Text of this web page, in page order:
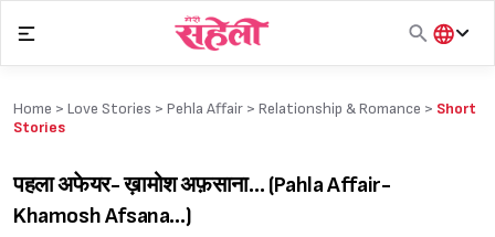
content
हिंदी
Home > Love Stories > Pehla Affair > Relationship & Romance > Short
Stories
पहला अफेयर- ख़ामोश अफ़साना… (Pahla Affair-
Khamosh Afsana…)